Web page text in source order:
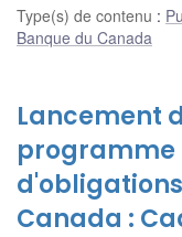
Type(s) de contenu :
Banque du Canada
Lancement
programme
Canada :